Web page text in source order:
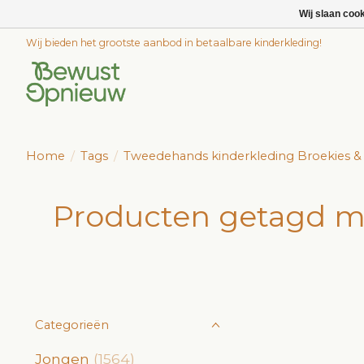
Wij bieden het grootste aanbod in betaalbare kinderkleding!
Home / Tags / Tweedehands kinderkleding Broekies &
Producten getagd
Categorieën
Jongen (1564)
Wij slaan